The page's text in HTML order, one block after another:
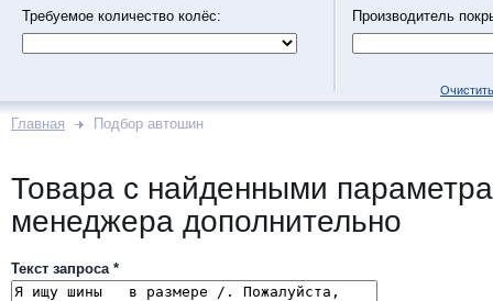
Требуемое количество колёс: Производитель
Главная Подбор автошин
Товара с найденными
менеджера дополнительно
Текст запроса *